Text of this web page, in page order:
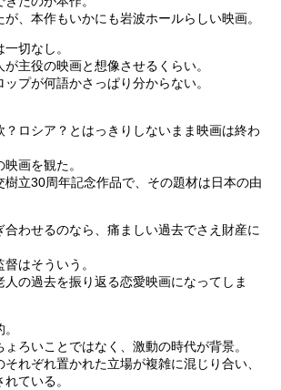
、本作もいかにも岩波ホールらしい映画。
切なし。
主役の映画と想像させるくらい。
プが何語かさっぱり分からない。
？ロシア？とはっきりしないまま映画は終わ
画を観た。
樹立30周年記念作品で、その題材は日本の由
合わせるのなら、痛ましい過去でさえ財産に
はそういう。
人の過去を振り返る恋愛映画になってしま
ろいことではなく、激動の時代が背景。
れぞれ置かれた立場が複雑に混じり合い、
ている。